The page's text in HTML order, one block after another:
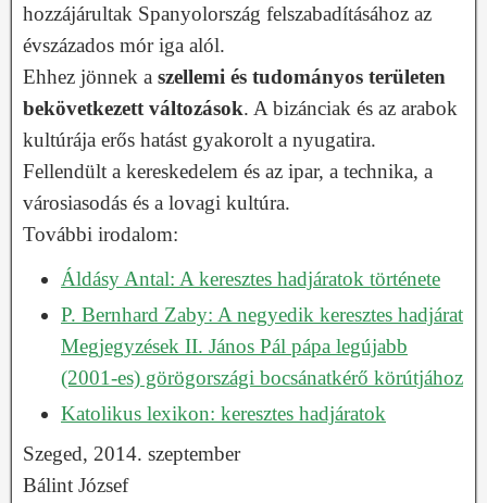
hozzájárultak Spanyolország felszabadításához az
évszázados mór iga alól.
Ehhez jönnek a szellemi és tudományos területen
bekövetkezett változások. A bizánciak és az arabok
kultúrája erős hatást gyakorolt a nyugatira.
Fellendült a kereskedelem és az ipar, a technika, a
városiasodás és a lovagi kultúra.
További irodalom:
Áldásy Antal: A keresztes hadjáratok története
P. Bernhard Zaby: A negyedik keresztes hadjárat
Megjegyzések II. János Pál pápa legújabb
(2001-es) görögországi bocsánatkérő körútjához
Katolikus lexikon: keresztes hadjáratok
Szeged, 2014. szeptember
Bálint József